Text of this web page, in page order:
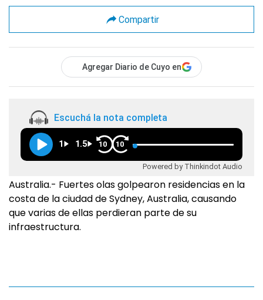
Compartir
Agregar Diario de Cuyo en
Escuchá la nota completa
1 1.5 10 10
Powered by Thinkindot Audio
Australia.- Fuertes olas golpearon residencias en la
costa de la ciudad de Sydney, Australia, causando
que varias de ellas perdieran parte de su
infraestructura.